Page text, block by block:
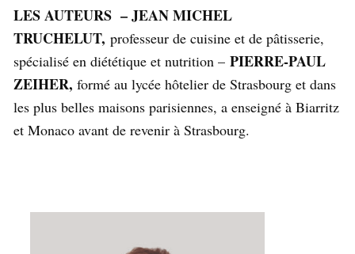
LES AUTEURS – JEAN MICHEL
TRUCHELUT, professeur de cuisine et de pâtisserie,
spécialisé en diététique et nutrition – PIERRE-PAUL
ZEIHER, formé au lycée hôtelier de Strasbourg et dans
les plus belles maisons parisiennes, a enseigné à Biarritz
et Monaco avant de revenir à Strasbourg.